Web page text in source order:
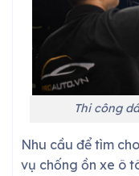
Thi công
Nhu cầu để tìm
vụ chống ồn xe ô